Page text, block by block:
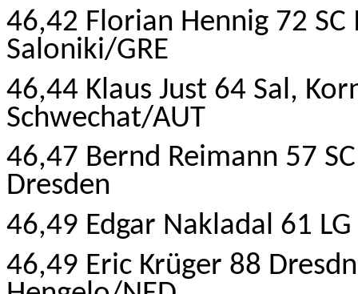
46,42 Florian Hennig 72
Saloniki/GRE
46,44 Klaus Just 64 Sal,
Schwechat/AUT
46,47 Bernd Reimann 57
Dresden
46,49 Edgar Nakladal 61
46,49 Eric Krüger 88